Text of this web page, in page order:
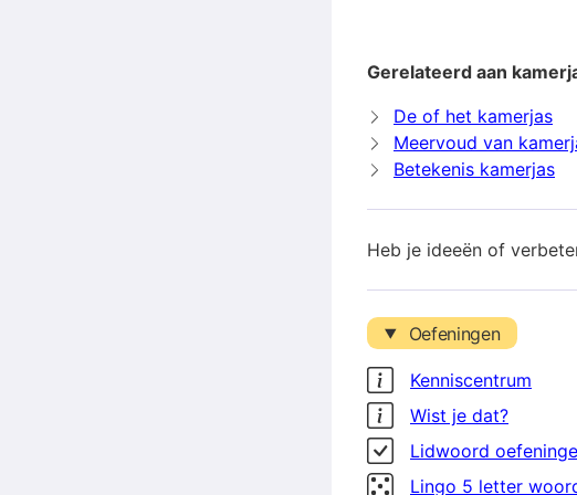
Gerelateerd aan
De of het kamerjas
Meervoud van
Betekenis kamerjas
Heb je ideeën of
Oefeningen
Kenniscentrum
Wist je dat?
Lidwoord
Lingo 5 letter